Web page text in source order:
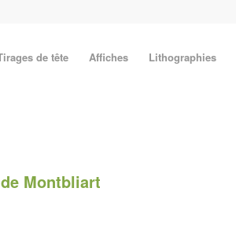
de tête Affiches Lithographies
Montbliart